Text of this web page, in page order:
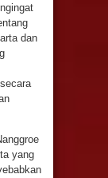
dan
yang